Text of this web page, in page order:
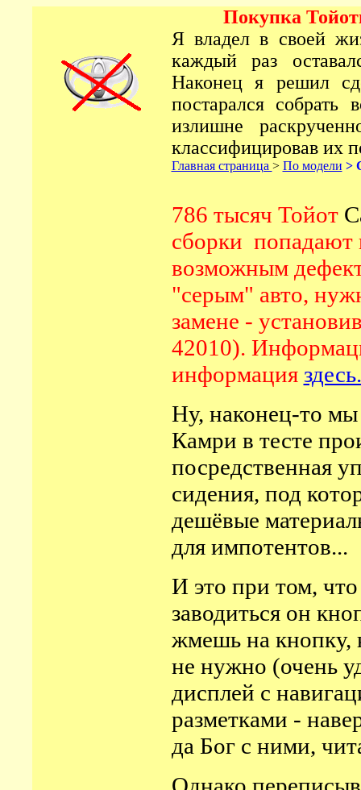
Покупка
Я владел в своей
каждый раз
Наконец я решил
постарался собрать
излишне
классифицировав их
Главная страница > По модели >
786 тысяч Тойот
сборки попадают
возможным деф
"серым" авто,
замене -
42010).
информация здесь.
Ну, наконец-то
Камри в тесте
посредственная
сидения, под
дешёвые
для импотентов...
И это при том,
заводиться он
жмешь на кнопку,
не нужно (очень
дисплей с
разметками -
да Бог с ними,